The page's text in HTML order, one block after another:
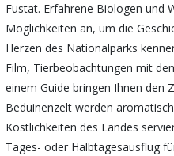
Fustat. Erfahrene Biologen und
Möglichkeiten an, um die
Herzen des Nationalparks
Film, Tierbeobachtungen mit
einem Guide bringen Ihnen den
Beduinenzelt werden
Köstlichkeiten des Landes
Tages- oder Halbtagesausflug